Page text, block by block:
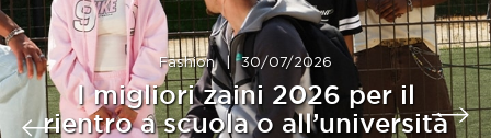
Fashion | 30/07/2026
I migliori zaini 2026 per il
rientro a scuola o all’università